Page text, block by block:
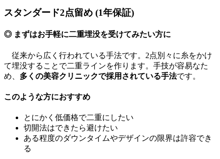
スタンダード2点留め (1年保証)
◎ まずはお手軽に二重埋没を受けてみたい方に
従来から広く行われている手法です。2点別々に糸をかけ
て埋没することで二重ラインを作ります。手技が容易なた
め、 多くの美容クリニックで採用されている手法です。
このような方におすすめ
とにかく低価格で二重にしたい
切開法はできたら避けたい
ある程度のダウンタイムやデザインの限界は許容でき
る